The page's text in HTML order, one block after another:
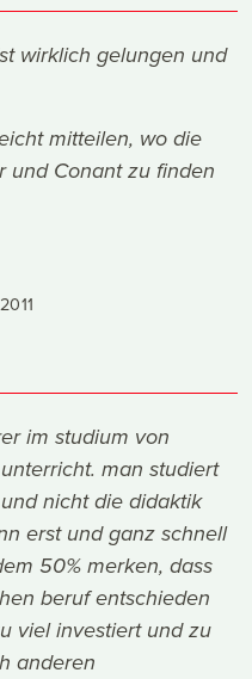
wirklich gelungen und
mitteilen, wo die
und Conant zu finden
im studium von
man studiert
nicht die didaktik
erst und ganz schnell
50% merken, dass
beruf entschieden
viel investiert und zu
anderen